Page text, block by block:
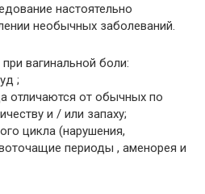
настоятельно
необычных заболеваний.
вагинальной боли:
;
отличаются от обычных по
и / или запаху;
цикла (нарушения,
периоды , аменорея и